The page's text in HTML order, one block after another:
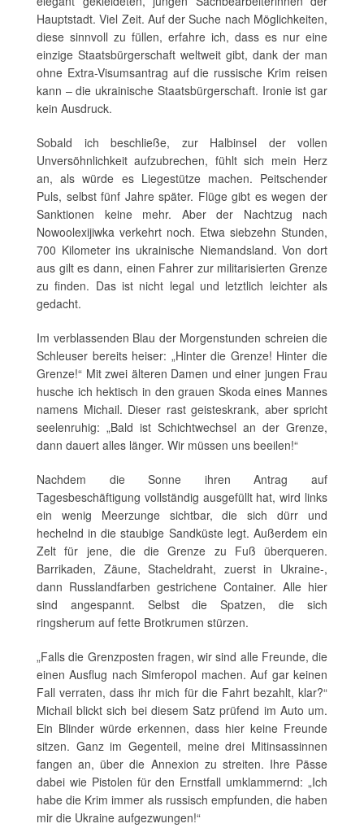
Hauptstadt. Viel Zeit. Auf der Suche nach Möglichkeiten,
diese sinnvoll zu füllen, erfahre ich, dass es nur eine
einzige Staatsbürgerschaft weltweit gibt, dank der man
ohne Extra-Visumsantrag auf die russische Krim reisen
kann – die ukrainische Staatsbürgerschaft. Ironie ist gar
kein Ausdruck.
Sobald ich beschließe, zur Halbinsel der vollen
Unversöhnlichkeit aufzubrechen, fühlt sich mein Herz
an, als würde es Liegestütze machen. Peitschender
Puls, selbst fünf Jahre später. Flüge gibt es wegen der
Sanktionen keine mehr. Aber der Nachtzug nach
Nowoolexijiwka verkehrt noch. Etwa siebzehn Stunden,
700 Kilometer ins ukrainische Niemandsland. Von dort
aus gilt es dann, einen Fahrer zur militarisierten Grenze
zu finden. Das ist nicht legal und letztlich leichter als
gedacht.
Im verblassenden Blau der Morgenstunden schreien die
Schleuser bereits heiser: „Hinter die Grenze! Hinter die
Grenze!“ Mit zwei älteren Damen und einer jungen Frau
husche ich hektisch in den grauen Skoda eines Mannes
namens Michail. Dieser rast geisteskrank, aber spricht
seelenruhig: „Bald ist Schichtwechsel an der Grenze,
dann dauert alles länger. Wir müssen uns beeilen!“
Nachdem die Sonne ihren Antrag auf
Tagesbeschäftigung vollständig ausgefüllt hat, wird links
ein wenig Meerzunge sichtbar, die sich dürr und
hechelnd in die staubige Sandküste legt. Außerdem ein
Zelt für jene, die die Grenze zu Fuß überqueren.
Barrikaden, Zäune, Stacheldraht, zuerst in Ukraine-,
dann Russlandfarben gestrichene Container. Alle hier
sind angespannt. Selbst die Spatzen, die sich
ringsherum auf fette Brotkrumen stürzen.
„Falls die Grenzposten fragen, wir sind alle Freunde, die
einen Ausflug nach Simferopol machen. Auf gar keinen
Fall verraten, dass ihr mich für die Fahrt bezahlt, klar?“
Michail blickt sich bei diesem Satz prüfend im Auto um.
Ein Blinder würde erkennen, dass hier keine Freunde
sitzen. Ganz im Gegenteil, meine drei Mitinsassinnen
fangen an, über die Annexion zu streiten. Ihre Pässe
dabei wie Pistolen für den Ernstfall umklammernd: „Ich
habe die Krim immer als russisch empfunden, die haben
mir die Ukraine aufgezwungen!“